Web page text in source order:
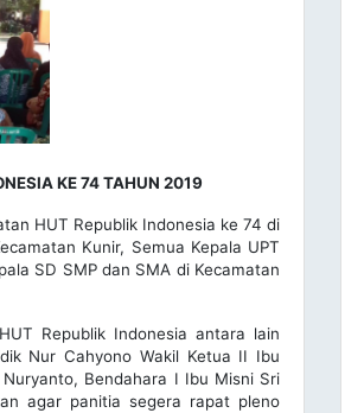
KE 74 TAHUN 2019
HUT Republik Indonesia ke 74 di
Kunir, Semua Kepala UPT
SD SMP dan SMA di Kecamatan
Republik Indonesia antara lain
Nur Cahyono Wakil Ketua II Ibu
Bendahara I Ibu Misni Sri
agar panitia segera rapat pleno